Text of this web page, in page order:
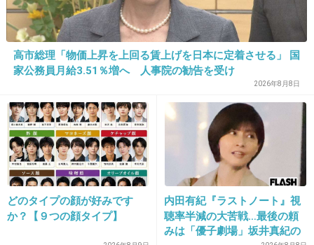
と、保護対象っていうか…頑張ってるね、無理
しないでねという気持ちで接してしまう。
恋愛対象なんかには絶対ならないなあ
1件の返信
29. 匿名2026/07/08(水) 17:40:20
アナタハン事件
高市総理「物価上昇を上回る賃上げを日本に定着させる」 国
家公務員月給3.51％増へ 人事院の勧告を受け
2026年8月8日
どのタイプの顔が好みです
か？【９つの顔タイプ】
内田有紀『ラストノート』視
聴率半減の大苦戦…最後の頼
みは「優子劇場」坂井真紀の